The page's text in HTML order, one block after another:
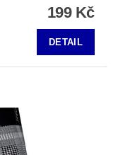
199 Kč
DETAIL